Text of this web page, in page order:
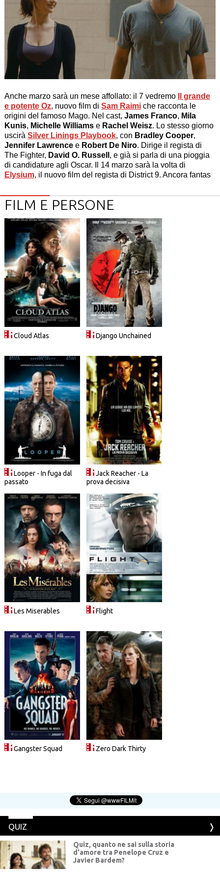
Anche marzo sarà un mese affollato: il 7 vedremo
Il grande
e potente Oz, nuovo film di Sam Raimiche racconta le
origini del famoso Mago. Nel cast, James Franco, Mila
Kunis, Michelle Williamse Rachel Weisz. Lo stesso giorno
uscirà Silver Linings Playbook, con Bradley Cooper,
Jennifer Lawrencee Robert De Niro. Dirige il regista di
The Fighter, David O. Russell , e già si parla di una pioggia
di candidature agli Oscar. Il 14 marzo sarà la volta di
Elysium, il nuovo film del regista di District 9. Ancora fantas
FILM E PERSONE
Cloud Atlas Django Unchained
Looper - In fuga dal
passato
Jack Reacher - La
prova decisiva
Les Miserables Flight
Gangster Squad Zero Dark Thirty
QUIZ
Quiz, quanto ne sai sulla storia
d'amore tra Penelope Cruz e
Javier Bardem?